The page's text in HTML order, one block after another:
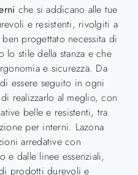
che si addicano alle tue
e resistenti, rivolgiti a
progettato necessita di
lo stile della stanza e che
e sicurezza. Da
essere seguito in ogni
realizzarlo al meglio, con
belle e resistenti, tra
per interni. Lazona
arredative con
e dalle linee essenziali,
prodotti durevoli e